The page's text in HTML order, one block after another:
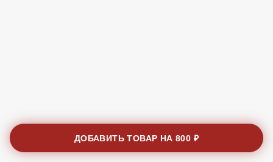
ДОБАВИТЬ ТОВАР НА800 ₽